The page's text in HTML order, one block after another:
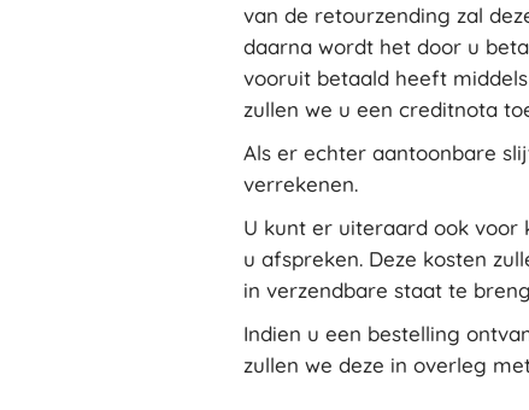
van de retourzending zal
daarna wordt het door u
vooruit betaald heeft
zullen we u een creditnota
Als er echter aantoonbare
verrekenen.
U kunt er uiteraard ook voor
u afspreken. Deze kosten
in verzendbare staat te
Indien u een bestelling
zullen we deze in overleg